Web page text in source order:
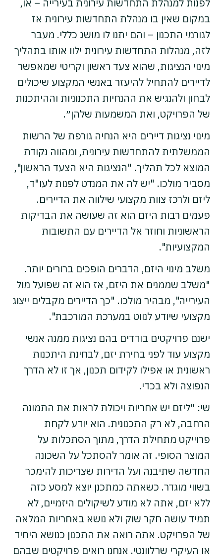
לפנות למנהלת התחדשות עירונית בעירייה – או,
במקום שאין בו מנהלת התחדשות עירונית אז
לגורמי התכנון – והם יתנו לו מושג כללי. מעבר
לזה, מנהלות התחדשות עירונית ילוו אותו בתהליך
מינוי הנציגות, שהוא צעד ראשון וקריטי שמאפשר
לדיירים להתחיל להיעזר באנשי המקצוע שיכולים
לבחון ולהנגיש את ההנחיות התכנוניות וההיתכנות
של הפרויקט, ואת המשמעות שלהן״.
מינוי נציגות דיירים היא הנחיה גורפת של הרשות
הממשלתית להתחדשות עירונית, ומהווה נקודת
המוצא לכל תהליך. "הנציגות היא הצעד הראשון",
מסביר מולכו. "יש לה את המנדט לפנות לעו"ד,
ליזם ולרכז צוות מקצועי שילווה את הדיירים.
פעמים רבות היזם הוא זה שעושה את הבדיקות
הראשוניות וחוזר אל הדיירים עם התשובות
המקצועיות".
משלב מינוי היזם, הדברים הופכים ברורים יותר.
"משלב שממנים את היזם, אז הוא זה שפועל מול
העירייה", מבהיר מולכו. "כך הדיירים מקבלים ייצוג
מקצועי שיודע לנווט במערכת המורכבת".
ישנם פרויקטים בודדים בהם נציגות ממנה אנשי
מקצוע עוד לפני בחירת יזם, לבחינת היתכנות
ראשונית או אפילו לקידום תכנון, אך זו לא הדרך
הנפוצה ולא בכדי.
שי: "ליזם יש אחריות ויכולת לראות את התמונה
הרחבה, לא רק התכנונית. הוא יודע לקחת
פרוייקט מתחילת הדרך, מתוך הסתכלות על
המוצר הסופי. זה אומר להסתכל על השכונה
החדשה שתיבנה ועל הדירות שצריכות להימכר
בשווי מוגדר. כשאתה כמתכנן יוצא למסע כזה
ללא יזם, אתה לא מודע לשיקולים היזמיים, לא
תמיד עושה חקר שוק ולא נושא באחריות המלאה
של הפרויקט. אתה רואה את התכנון כנושא היחיד
או העיקרי שרלוונטי. אנחנו רואים פרויקטים שבהם